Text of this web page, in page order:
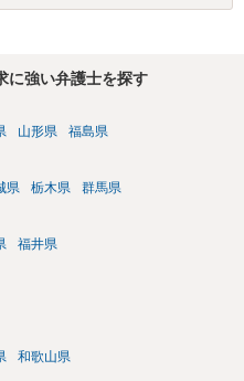
事案の特定に繋がってしまうの
に強い弁護士を探す
山形県 福島県
県 栃木県 群馬県
福井県
和歌山県